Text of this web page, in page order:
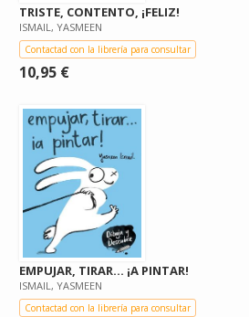
TRISTE, CONTENTO, ¡FELIZ!
ISMAIL, YASMEEN
Contactad con la librería para consultar
10,95 €
EMPUJAR, TIRAR... ¡A PINTAR!
ISMAIL, YASMEEN
Contactad con la librería para consultar